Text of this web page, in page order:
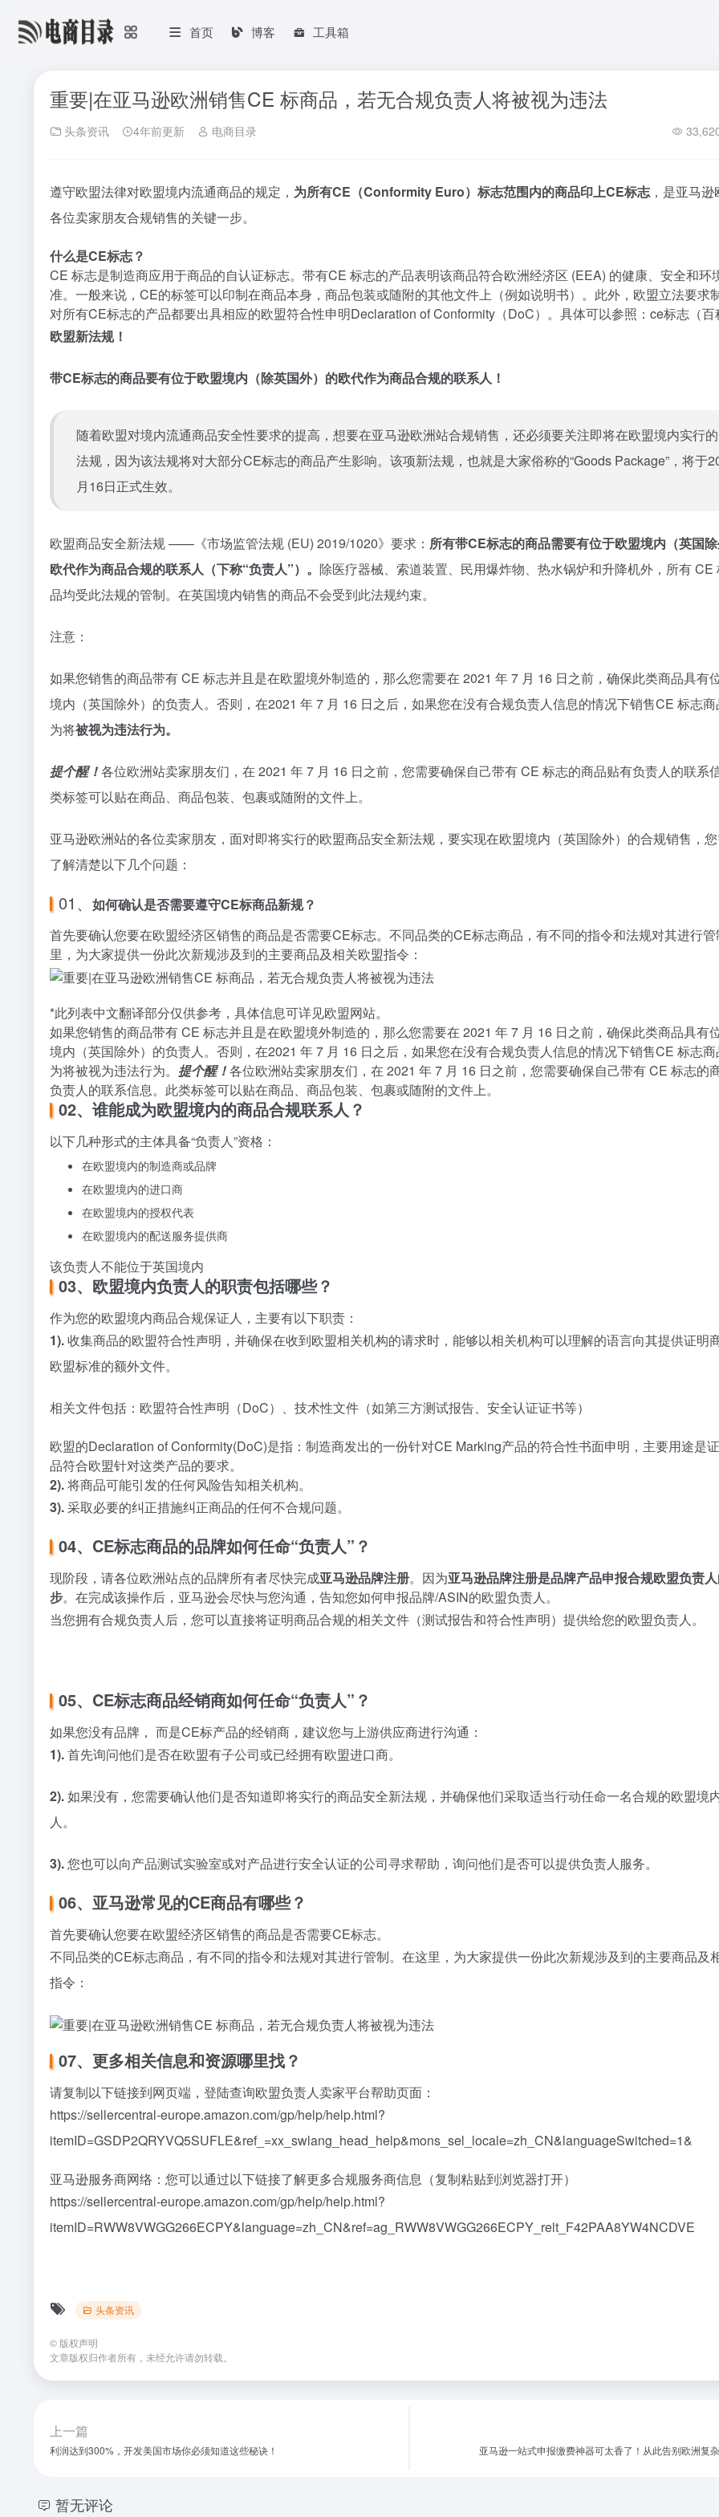
首页 博客 工具箱
重要|在亚马逊欧洲销售CE 标商品，若无合规负责人将被视为违法
头条资讯 4年前更新 电商目录
遵守欧盟法律对欧盟境内流通商品的规定， 为所有CE（Conformity Euro）标志范围内的商品印上CE标志，是亚马逊
各位卖家朋友合规销售的关键一步。
什么是CE标志？
CE 标志是制造商应用于商品的自认证标志。带有CE 标志的产品表明该商品符合欧洲经济区 (EEA) 的健康、安全和环
准。一般来说，CE的标签可以印制在商品本身，商品包装或随附的其他文件上（例如说明书）。此外，欧盟立法要求
对所有CE标志的产品都要出具相应的欧盟符合性申明Declaration of Conformity（DoC）。具体可以参照： ce标志（百
欧盟新法规！
带CE标志的商品要有位于欧盟境内（除英国外）的欧代作为商品合规的联系人！
随着欧盟对境内流通商品安全性要求的提高，想要在亚马逊欧洲站合规销售，还必须要关注即将在欧盟境内实行
法规，因为该法规将对大部分CE标志的商品产生影响。该项新法规，也就是大家俗称的“Goods Package”，将于
月16日正式生效。
欧盟商品安全新法规 ——《市场监管法规 (EU) 2019/1020》要求： 所有带CE标志的商品需要有位于欧盟境内（英国
欧代作为商品合规的联系人（下称“负责人”）。 除医疗器械、索道装置、民用爆炸物、热水锅炉和升降机外，所有 CE
品均受此法规的管制。在英国境内销售的商品不会受到此法规约束。
注意：
如果您销售的商品带有 CE 标志并且是在欧盟境外制造的，那么您需要在 2021 年 7 月 16 日之前，确保此类商品具有
境内（英国除外）的负责人。否则，在2021 年 7 月 16 日之后，如果您在没有合规负责人信息的情况下销售CE 标志
为将被视为违法行为。
提个醒！各位欧洲站卖家朋友们，在 2021 年 7 月 16 日之前，您需要确保自己带有 CE 标志的商品贴有负责人的联系
类标签可以贴在商品、商品包装、包裹或随附的文件上。
亚马逊欧洲站的各位卖家朋友，面对即将实行的欧盟商品安全新法规，要实现在欧盟境内（英国除外）的合规销售，
了解清楚以下几个问题：
01、
如何确认是否需要遵守CE标商品新规？
首先要确认您要在欧盟经济区销售的商品是否需要CE标志。不同品类的CE标志商品，有不同的指令和法规对其进行
里，为大家提供一份此次新规涉及到的主要商品及相关欧盟指令：
*此列表中文翻译部分仅供参考，具体信息可详见欧盟网站。
如果您销售的商品带有 CE 标志并且是在欧盟境外制造的，那么您需要在 2021 年 7 月 16 日之前，确保此类商品具有
境内（英国除外）的负责人。否则，在2021 年 7 月 16 日之后，如果您在没有合规负责人信息的情况下销售CE 标志
为将被视为违法行为。 提个醒！各位欧洲站卖家朋友们，在 2021 年 7 月 16 日之前，您需要确保自己带有 CE 标志的
负责人的联系信息。此类标签可以贴在商品、商品包装、包裹或随附的文件上。
02、谁能成为欧盟境内的商品合规联系人？
以下几种形式的主体具备“负责人”资格：
在欧盟境内的制造商或品牌
在欧盟境内的进口商
在欧盟境内的授权代表
在欧盟境内的配送服务提供商
该负责人不能位于英国境内
03、欧盟境内负责人的职责包括哪些？
作为您的欧盟境内商品合规保证人，主要有以下职责：
1).收集商品的欧盟符合性声明，并确保在收到欧盟相关机构的请求时，能够以相关机构可以理解的语言向其提供证明
欧盟标准的额外文件。
相关文件包括：欧盟符合性声明（DoC）、技术性文件（如第三方测试报告、安全认证证书等）
欧盟的Declaration of Conformity(DoC)是指：制造商发出的一份针对CE Marking产品的符合性书面申明，主要用途是
品符合欧盟针对这类产品的要求。
2).将商品可能引发的任何风险告知相关机构。
3).采取必要的纠正措施纠正商品的任何不合规问题。
04、CE标志商品的品牌如何任命“负责人”？
现阶段，请各位欧洲站点的品牌所有者尽快完成亚马逊品牌注册。因为亚马逊品牌注册是品牌产品申报合规欧盟负责
步。在完成该操作后，亚马逊会尽快与您沟通，告知您如何申报品牌/ASIN的欧盟负责人。
当您拥有合规负责人后，您可以直接将证明商品合规的相关文件（测试报告和符合性声明）提供给您的欧盟负责人。
05、CE标志商品经销商如何任命“负责人”？
如果您没有品牌， 而是CE标产品的经销商，建议您与上游供应商进行沟通：
1).首先询问他们是否在欧盟有子公司或已经拥有欧盟进口商。
2).如果没有，您需要确认他们是否知道即将实行的商品安全新法规，并确保他们采取适当行动任命一名合规的欧盟境
人。
3).您也可以向产品测试实验室或对产品进行安全认证的公司寻求帮助，询问他们是否可以提供负责人服务。
06、亚马逊常见的CE商品有哪些？
首先要确认您要在欧盟经济区销售的商品是否需要CE标志。
不同品类的CE标志商品，有不同的指令和法规对其进行管制。在这里，为大家提供一份此次新规涉及到的主要商品及
指令：
07、更多相关信息和资源哪里找？
请复制以下链接到网页端，登陆查询欧盟负责人卖家平台帮助页面：
https://sellercentral-europe.amazon.com/gp/help/help.html?
itemID=GSDP2QRYVQ5SUFLE&ref_=xx_swlang_head_help&mons_sel_locale=zh_CN&languageSwitched=1&
亚马逊服务商网络：您可以通过以下链接了解更多合规服务商信息（复制粘贴到浏览器打开）
https://sellercentral-europe.amazon.com/gp/help/help.html?
itemID=RWW8VWGG266ECPY&language=zh_CN&ref=ag_RWW8VWGG266ECPY_relt_F42PAA8YW4NCDVE
头条资讯
© 版权声明
文章版权归作者所有，未经允许请勿转载。
上一篇
利润达到300%，开发美国市场你必须知道这些秘诀！ 亚马逊一站式申报缴费神器可太香了！从此告别欧洲复
暂无评论